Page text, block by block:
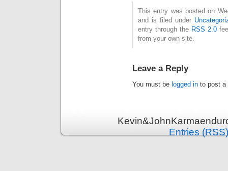
This entry was posted on
and is filed under
entry through the RSS 2.0
from your own site.
Leave a Reply
You must be logged in to post a
Entries (RSS)